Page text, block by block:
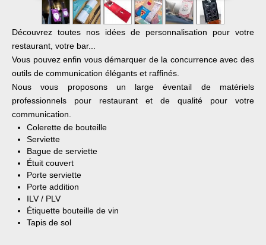
Découvrez toutes nos idées de personnalisation pour votre
restaurant, votre bar...
Vous pouvez enfin vous démarquer de la concurrence avec des
outils de communication élégants et raffinés.
Nous vous proposons un large éventail de matériels
professionnels pour restaurant et de qualité pour votre
communication.
Colerette de bouteille
Serviette
Bague de serviette
Étuit couvert
Porte serviette
Porte addition
ILV / PLV
Étiquette bouteille de vin
Tapis de sol